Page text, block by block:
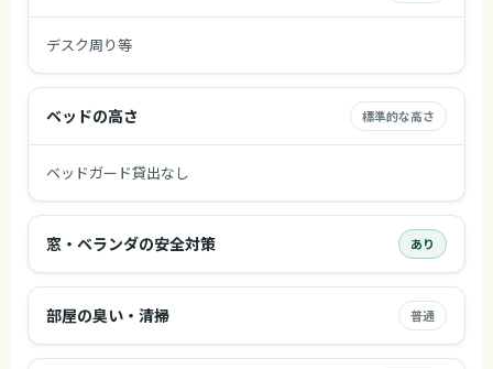
デスク周り等
ベッドの高さ 標準的な高さ
ベッドガード貸出なし
窓・ベランダの安全対策 あり
部屋の臭い・清掃 普通